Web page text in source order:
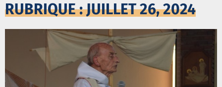
RUBRIQUE : JUILLET 26, 2024